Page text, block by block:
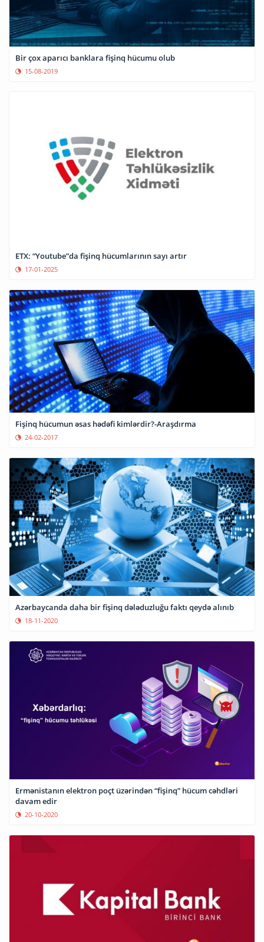
Bir çox aparıcı banklara fişinq hücumu olub
15-08-2019
ETX: “Youtube”da fişinq hücumlarının sayı artır
17-01-2025
Fişinq hücumun əsas hədəfi kimlərdir?-Araşdırma
24-02-2017
Azərbaycanda daha bir fişinq dələduzluğu faktı qeydə alınıb
18-11-2020
Ermənistanın elektron poçt üzərindən “fişinq” hücum cəhdləri
davam edir
20-10-2020